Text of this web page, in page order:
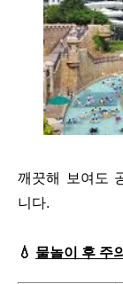
깨끗해 보여도
니다.
💧 물놀이 후 주